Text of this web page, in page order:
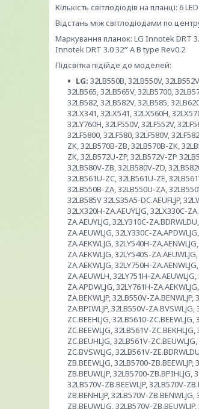
Кількість світлодіодів на планці: 6 LED
Відстань між світлодіодами по
Маркування планок: LG Innotek DRT
Innotek DRT 3.0 32″A B type Rev0.2
Підсвітка підійде до моделей:
LG: 32LB550B, 32LB550V,
32LB565, 32LB565V, 32LB5700,
32LB582, 32LB582V, 32LB585,
32LX341, 32LX541, 32LX560H,
32LY760H, 32LF550V, 32LF552V,
32LF5800, 32LF580, 32LF580V,
ZK, 32LB570B-ZB, 32LB570B-ZK,
ZK, 32LB572U-ZP, 32LB572V-ZP
32LB580V-ZB, 32LB580V-ZD,
32LB561U-ZC, 32LB561U-ZE,
32LB550B-ZA, 32LB550U-ZA,
32LB585V 32LS35A5-DC.AEUFLJP,
32LX320H-ZA.AEUYLJG, 32LX330C-
ZA.AEUYLJG, 32LY310C-
ZA.AEUWLJG, 32LY330C-
ZA.AEKWLJG, 32LY540H-
ZA.AEKWLJG, 32LY540S-
ZA.AEKWLJG, 32LY750H-
ZA.AEUWLH, 32LY751H-
ZA.APDWLJG, 32LY761H-
ZA.BEKWLJP, 32LB550V-
ZA.BPIWLJP, 32LB550V-
ZC.BEEHLJG, 32LB5610-
ZC.BEEWLJG, 32LB561V-
ZC.BEUHLJG, 32LB561V-
ZC.BVSWLJG, 32LB561V-
ZB.BEEWLJG, 32LB5700-
ZB.BEUWLJP, 32LB5700-ZB.BPIHLJG,
32LB570V-ZB.BEEWLJP, 32LB570V-
ZB.BENHLJP, 32LB570V-
ZB.BEUWLJG, 32LB570V-